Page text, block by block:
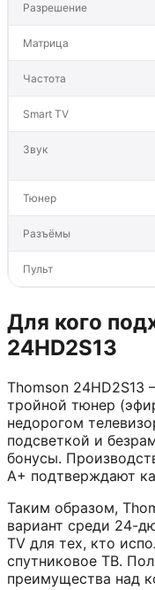
Разрешение
Матрица
Частота
Smart TV
Звук
Тюнер
Разъёмы
Пульт
Для кого
24HD2S13
Thomson
тройной тюнер
недорогом
подсветкой и
бонусы.
A+ подтверждают
Таким образом,
вариант среди 24-
TV для тех, кто
спутниковое ТВ.
преимущества над